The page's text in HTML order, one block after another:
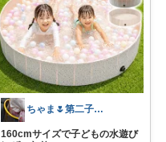
ちゃま🌷第二子妊娠中
160cmサイズで子どもの水遊び